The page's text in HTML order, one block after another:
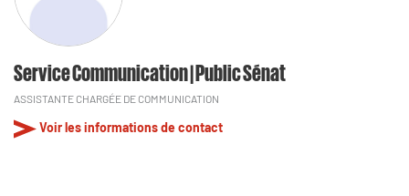
Service Communication | Public Sénat
ASSISTANTE CHARGÉE DE COMMUNICATION
Voir les informations de contact